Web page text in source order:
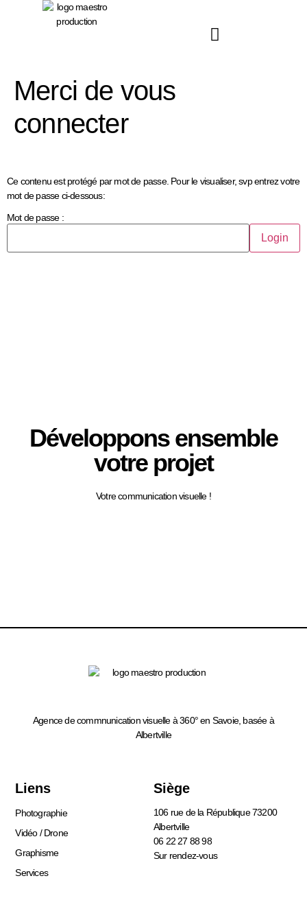
Merci de vous
connecter
Ce contenu est protégé par mot de passe. Pour le visualiser, svp entrez votre
mot de passe ci-dessous:
Mot de passe :
Développons ensemble
votre projet
Votre communication visuelle !
Agence de commnunication visuelle à 360° en Savoie, basée à
Albertville
Liens
Photographie
Vidéo / Drone
Graphisme
Services
Siège
106 rue de la République 73200
Albertville
06 22 27 88 98
Sur rendez-vous